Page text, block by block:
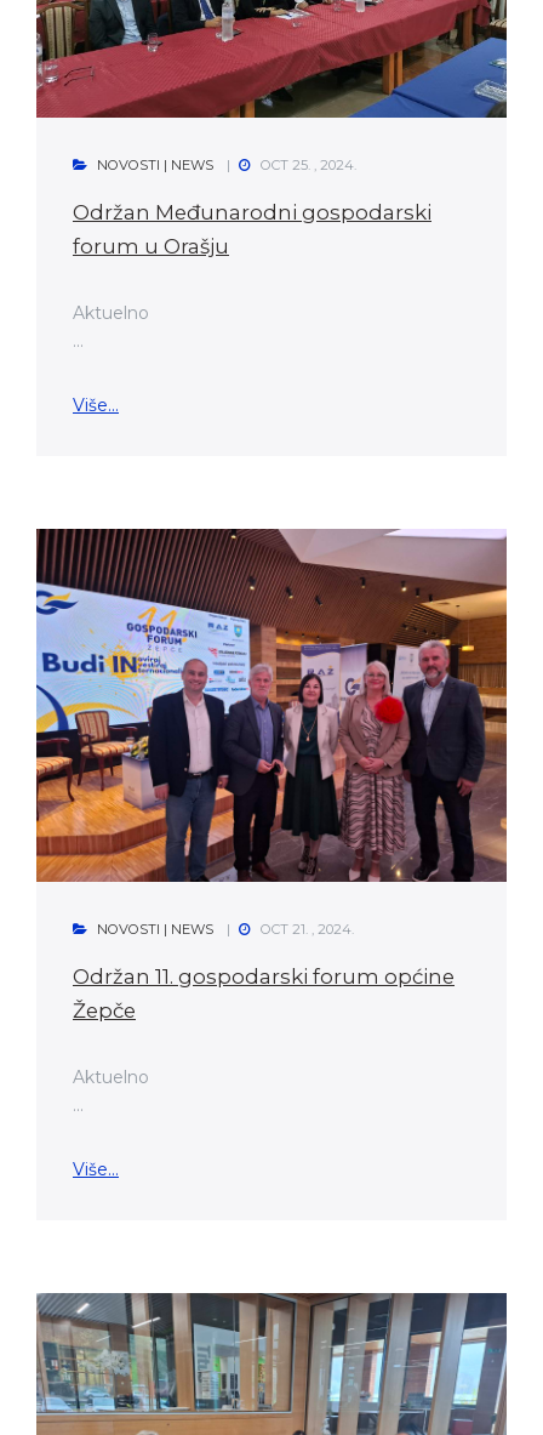
NOVOSTI | NEWS OCT 25. , 2024.
Održan Međunarodni gospodarski
forum u Orašju
Aktuelno
...
Više...
NOVOSTI | NEWS OCT 21. , 2024.
Održan 11. gospodarski forum općine
Žepče
Aktuelno
...
Više...